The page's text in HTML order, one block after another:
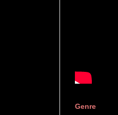
Genre